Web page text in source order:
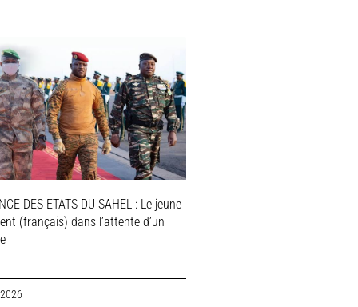
DES ETATS DU SAHEL : Le jeune
(français) dans l’attente d’un